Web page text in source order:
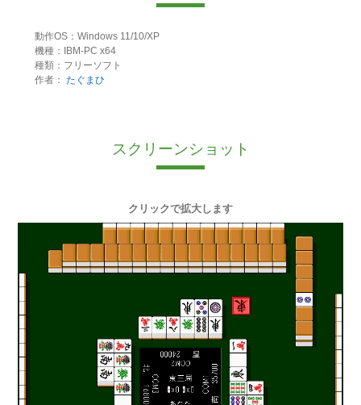
動作OS：Windows 11/10/XP
機種：IBM-PC x64
種類：フリーソフト
作者： たぐまひ
スクリーンショット
クリックで拡大します